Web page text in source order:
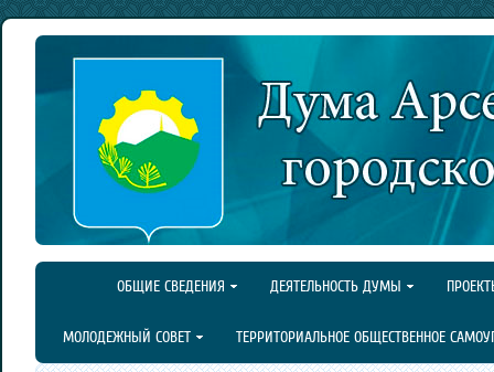
ОБЩИЕ СВЕДЕНИЯ ДЕЯТЕЛЬНОСТЬ ДУМЫ
МОЛОДЕЖНЫЙ СОВЕТ ТЕРРИТОРИАЛЬНОЕ ОБЩЕСТВЕННОЕ